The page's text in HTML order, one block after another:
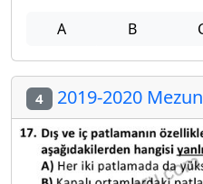
A B
4 2019-2020